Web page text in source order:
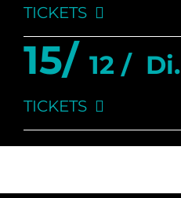
TICKETS
15/ 12 / Di.
TICKETS